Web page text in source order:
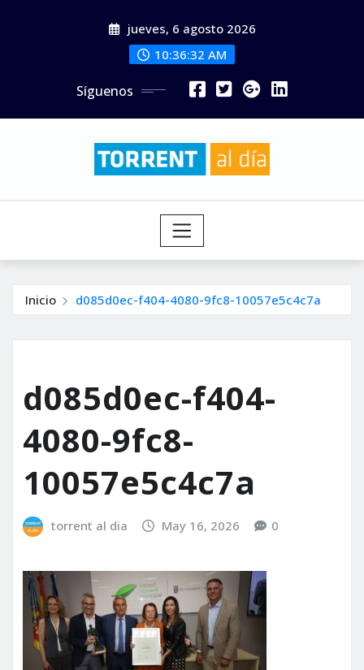
jueves, 6 agosto 2026
10:36:34 AM
Síguenos
Inicio d085d0ec-f404-4080-9fc8-10057e5c4c7a
d085d0ec-f404-
4080-9fc8-
10057e5c4c7a
torrent al dia May 16, 2026 0